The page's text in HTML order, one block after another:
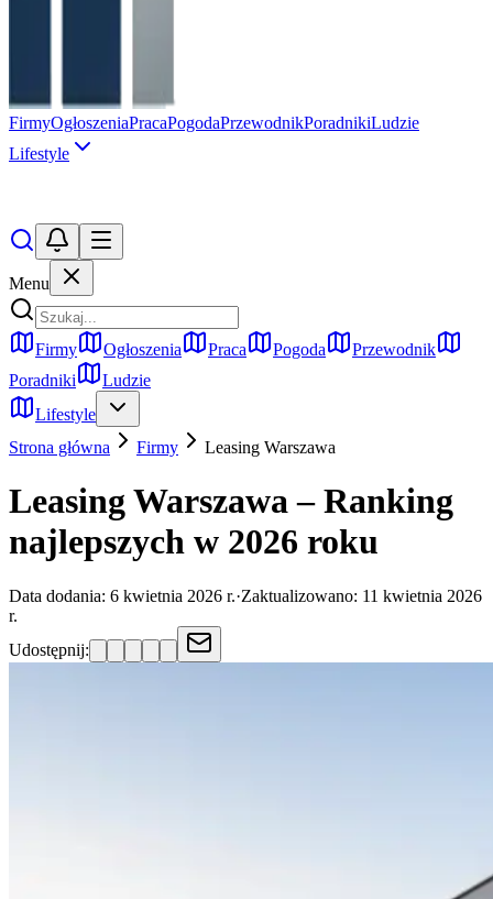
FirmyOgłoszeniaPracaPogodaPrzewodnikPoradnikiLudzie
Lifestyle
Menu
Firmy Ogłoszenia Praca Pogoda
Przewodnik
Poradniki
Ludzie
Lifestyle
Strona główna
Firmy Leasing Warszawa
Leasing Warszawa – Ranking
najlepszych w 2026 roku
Data dodania: 6 kwietnia 2026 r.·Zaktualizowano: 11 kwietnia 2026
r.
Udostępnij: